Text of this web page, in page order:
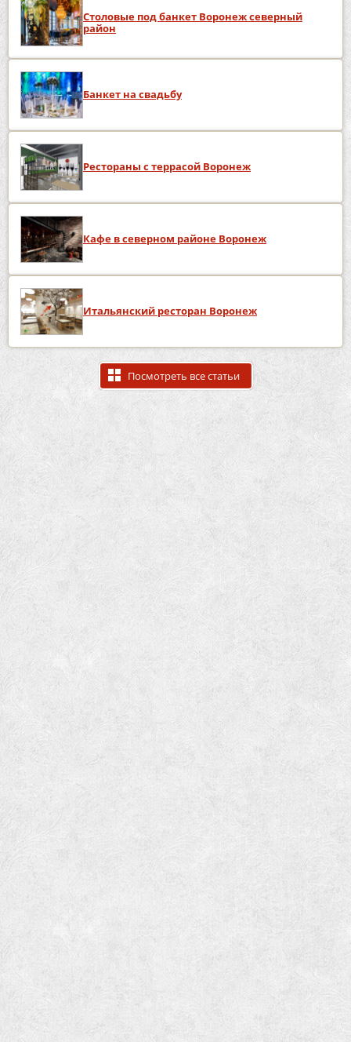
Столовые под банкет Воронеж северный
район
Банкет на свадьбу
Рестораны с террасой Воронеж
Кафе в северном районе Воронеж
Итальянский ресторан Воронеж
Посмотреть все статьи